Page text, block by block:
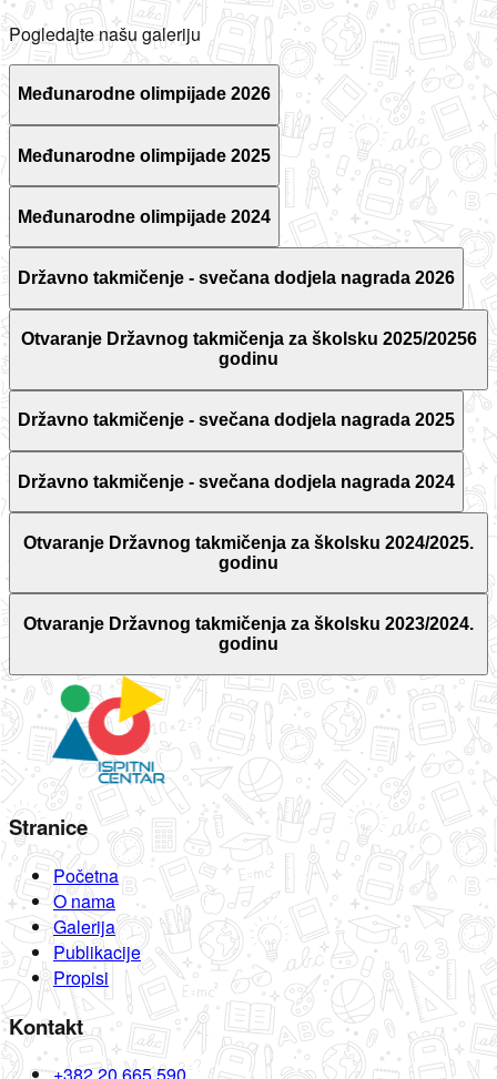
Pogledajte našu galeriju
Međunarodne olimpijade 2026
Međunarodne olimpijade 2025
Međunarodne olimpijade 2024
Državno takmičenje - svečana dodjela nagrada 2026
Otvaranje Državnog takmičenja za školsku 2025/20256
godinu
Državno takmičenje - svečana dodjela nagrada 2025
Državno takmičenje - svečana dodjela nagrada 2024
Otvaranje Državnog takmičenja za školsku 2024/2025.
godinu
Otvaranje Državnog takmičenja za školsku 2023/2024.
godinu
Stranice
Početna
O nama
Galerija
Publikacije
Propisi
Kontakt